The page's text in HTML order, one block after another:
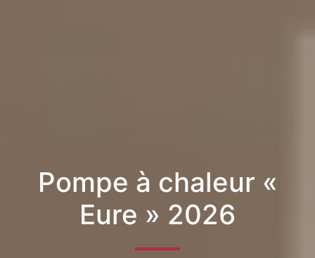
Pompe à chaleur «
Eure » 2026